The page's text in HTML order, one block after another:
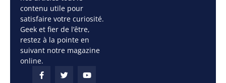
contenu utile pour
satisfaire votre curiosité.
Geek et fier de l’être,
restez à la pointe en
suivant notre magazine
online.